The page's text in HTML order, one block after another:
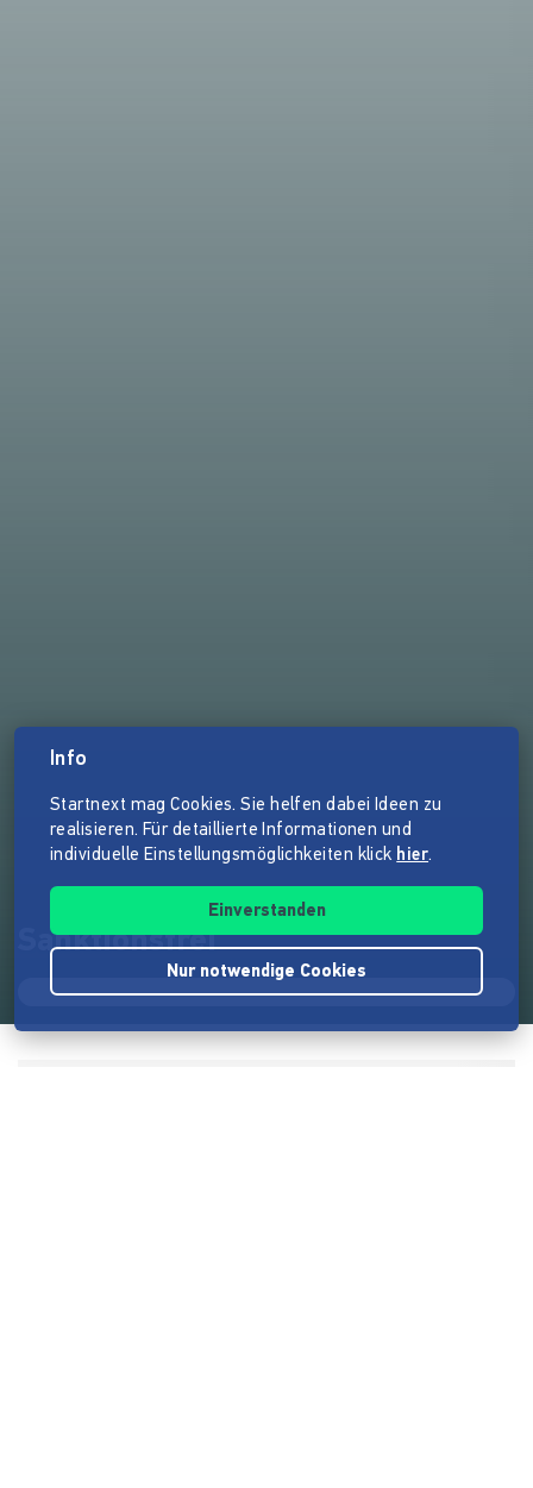
Sanktionsfrei
Info
Startnext mag Cookies. Sie helfen dabei Ideen zu
realisieren. Für detaillierte Informationen und
individuelle Einstellungsmöglichkeiten klick hier.
Einverstanden
Nur notwendige Cookies